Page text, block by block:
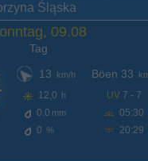
Śląska
09.08
Tag
13
km/h
12,0 h
0.0 mm
0 %
Böen 33
UV 7 - 7
05:30
20:29